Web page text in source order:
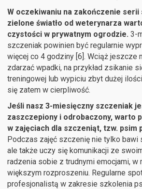
W oczekiwaniu na zakończenie serii
zielone światło od weterynarza
czystości w prywatnym ogrodzie. 3-
szczeniak powinien być regularnie
więcej co 4 godziny [6]. Wciąż jeszcze
zdarzać wpadki, na przykład zsikanie
treningowej lub wypiciu zbyt dużej
się zatem w cierpliwość.
Jeśli nasz 3-miesięczny szczeniak
zaszczepiony i odrobaczony, warto
w zajęciach dla szczeniąt, tzw. psim
Podczas zajęć szczenię nie tylko bawi
ale także uczy się komunikacji ze
radzenia sobie z trudnymi emocjami, w
większym rozproszeniu. Regularne
profesjonalistą w zakresie szkolenia